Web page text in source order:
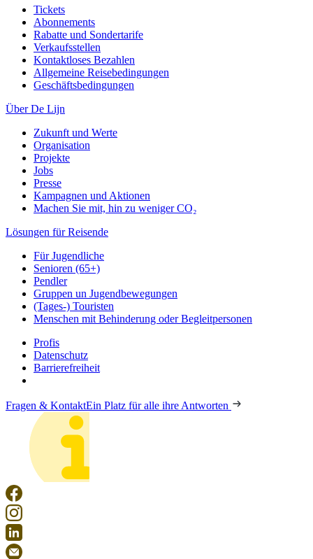
Tickets
Abonnements
Rabatte und Sondertarife
Verkaufsstellen
Kontaktloses Bezahlen
Allgemeine Reisebedingungen
Geschäftsbedingungen
Über De Lijn
Zukunft und Werte
Organisation
Projekte
Jobs
Presse
Kampagnen und Aktionen
Machen Sie mit, hin zu weniger CO₂
Lösungen für Reisende
Für Jugendliche
Senioren (65+)
Pendler
Gruppen un Jugendbewegungen
(Tages-) Touristen
Menschen mit Behinderung oder Begleitpersonen
Profis
Datenschutz
Barrierefreiheit
Fragen & KontaktEin Platz für alle ihre Antworten